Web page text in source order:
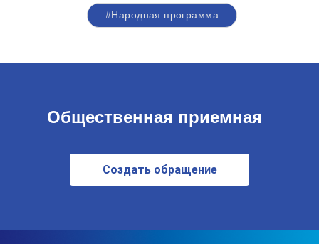
#Народная программа
Общественная приемная
Создать обращение